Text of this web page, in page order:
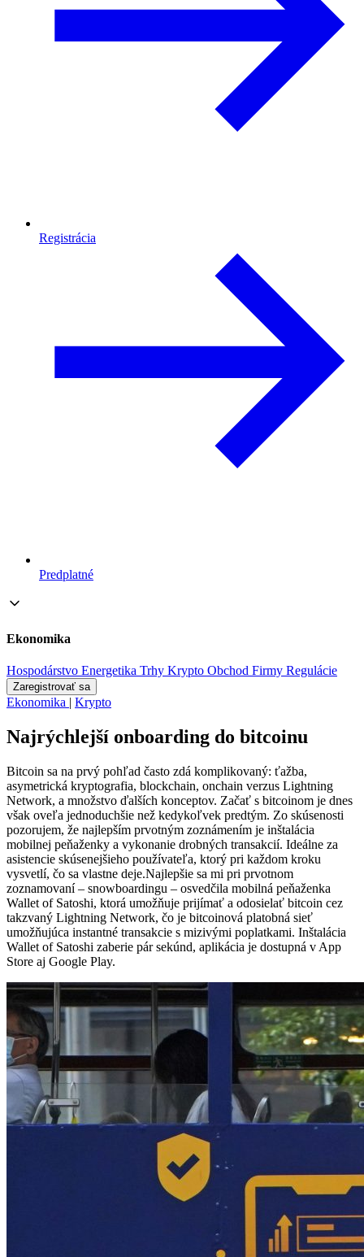
Registrácia
Predplatné
Ekonomika
Hospodárstvo Energetika Trhy Krypto Obchod Firmy Regulácie
Zaregistrovať sa
Ekonomika | Krypto
Najrýchlejší onboarding do bitcoinu
Bitcoin sa na prvý pohľad často zdá komplikovaný: ťažba,
asymetrická kryptografia, blockchain, onchain verzus Lightning
Network, a množstvo ďalších konceptov. Začať s bitcoinom je dnes
však oveľa jednoduchšie než kedykoľvek predtým. Zo skúsenosti
pozorujem, že najlepším prvotným zoznámením je inštalácia
mobilnej peňaženky a vykonanie drobných transakcií. Ideálne za
asistencie skúsenejšieho používateľa, ktorý pri každom kroku
vysvetlí, čo sa vlastne deje.Najlepšie sa mi pri prvotnom
zoznamovaní – snowboardingu – osvedčila mobilná peňaženka
Wallet of Satoshi, ktorá umožňuje prijímať a odosielať bitcoin cez
takzvaný Lightning Network, čo je bitcoinová platobná sieť
umožňujúca instantné transakcie s mizivými poplatkami. Inštalácia
Wallet of Satoshi zaberie pár sekúnd, aplikácia je dostupná v App
Store aj Google Play.